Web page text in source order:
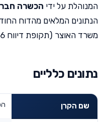
המנוהלת על ידי הכשרה
הנתונים המלאים מהדוח
משרד האוצר (תקופת דיווח 04/2026).
נתונים כלליים
שם הקרן